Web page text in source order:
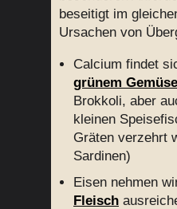
beseitigt im
Ursachen von
Calcium findet
grünem Gemüse
Brokkoli, aber
kleinen
Gräten verzehrt
Sardinen)
Eisen nehmen
Fleisch